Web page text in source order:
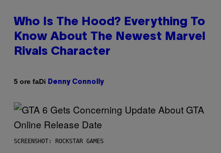
Who Is The Hood? Everything To
Know About The Newest Marvel
Rivals Character
5 ore faDi Denny Connolly
SCREENSHOT: ROCKSTAR GAMES